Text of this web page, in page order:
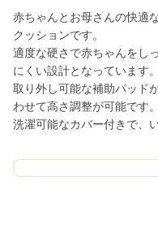
赤ちゃんとお母さんの快適
クッションです。
適度な硬さで赤ちゃんをし
にくい設計となっています。
取り外し可能な補助パッド
わせて高さ調整が可能です。
洗濯可能なカバー付きで、